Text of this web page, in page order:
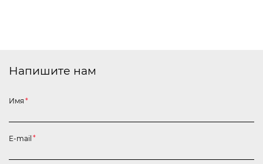
Напишите нам
Имя *
E-mail *